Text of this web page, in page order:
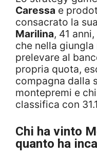
Caressa e
consacrato la
Marilina, 41
che nella
prelevare al
propria quota,
compagna dalla
montepremi e
classifica con
Chi ha vinto
quanto ha